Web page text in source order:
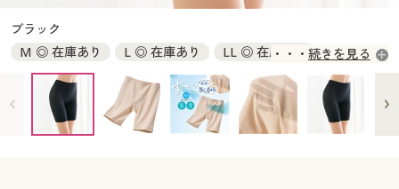
大きいサイズ 事務・制服
カタログ・チラシからのご注文
デジタルカタログ
カタログ無料プレゼント
カタログ無料プレゼント
会員メニュー
ブラック
M ◎ 在庫あり
L ◎ 在庫あり
LL ◎ 在庫あり
3L ◎ 在庫あり
続きを見る